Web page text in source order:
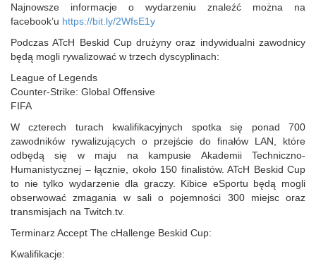
Najnowsze informacje o wydarzeniu znaleźć można na
facebook’u https://bit.ly/2WfsE1y
Podczas ATcH Beskid Cup drużyny oraz indywidualni zawodnicy
będą mogli rywalizować w trzech dyscyplinach:
League of Legends
Counter-Strike: Global Offensive
FIFA
W czterech turach kwalifikacyjnych spotka się ponad 700
zawodników rywalizujących o przejście do finałów LAN, które
odbędą się w maju na kampusie Akademii Techniczno-
Humanistycznej – łącznie, około 150 finalistów. ATcH Beskid Cup
to nie tylko wydarzenie dla graczy. Kibice eSportu będą mogli
obserwować zmagania w sali o pojemności 300 miejsc oraz
transmisjach na Twitch.tv.
Terminarz Accept The cHallenge Beskid Cup:
Kwalifikacje: